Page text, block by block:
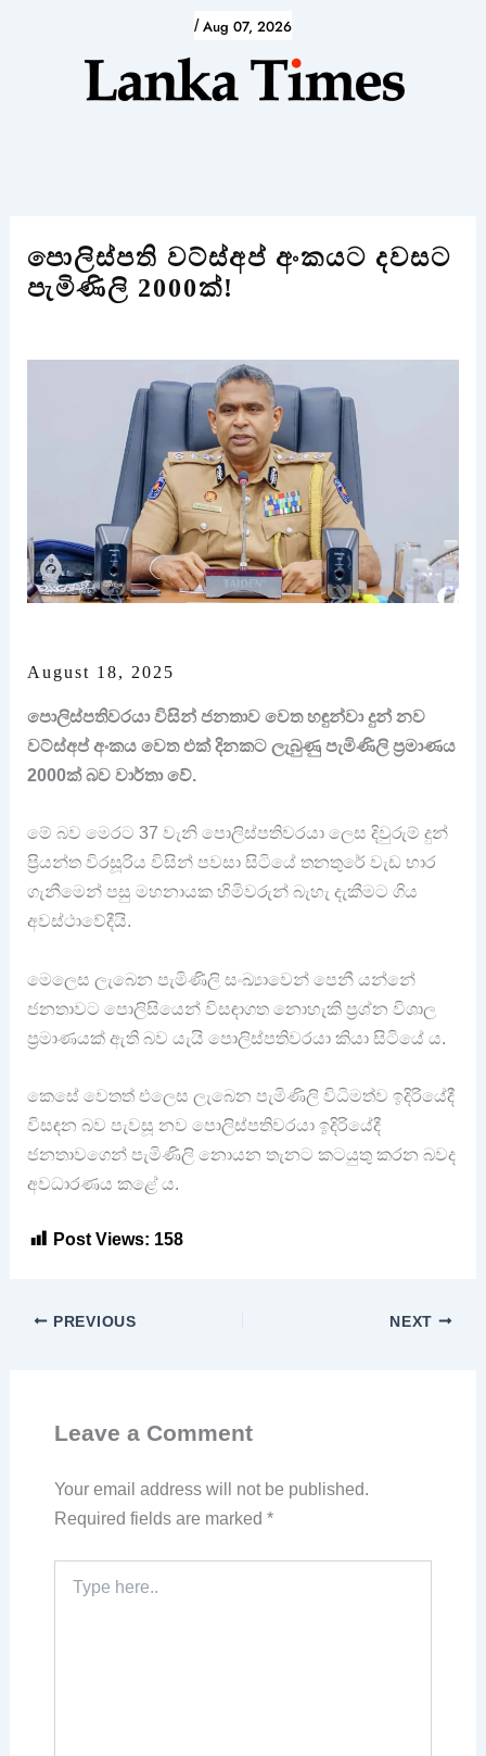
/ Aug 07, 2026
පොලිස්පති වට්ස්අප් අංකයට දවසට
පැමිණිලි 2000ක්!
August 18, 2025
පොලිස්පතිවරයා විසින් ජනතාව වෙත හඳුන්වා දුන් නව
වට්ස්අප් අංකය වෙත එක් දිනකට ලැබුණු පැමිණිලි ප්‍රමාණය
2000ක් බව වාර්තා වේ.
මේ බව මෙරට 37 වැනි පොලිස්පතිවරයා ලෙස දිවුරුම් දුන්
ප්‍රියන්ත විරසූරිය විසින් පවසා සිටියේ තනතුරේ වැඩ භාර
ගැනීමෙන් පසු මහනායක හිමිවරුන් බැහැ දැකීමට ගිය
අවස්ථාවේදීයි.
මෙලෙස ලැබෙන පැමිණිලි සංඛ්‍යාවෙන් පෙනී යන්නේ
ජනතාවට පොලිසියෙන් විසඳාගත නොහැකි ප්‍රශ්න විශාල
ප්‍රමාණයක් ඇති බව යැයි පොලිස්පතිවරයා කියා සිටියේ ය.
කෙසේ වෙතත් එලෙස ලැබෙන පැමිණිලි විධිමත්ව ඉදිරියේදී
විසඳන බව පැවසූ නව පොලිස්පතිවරයා ඉදිරියේදී
ජනතාවගෙන් පැමිණිලි නොයන තැනට කටයුතු කරන බවද
අවධාරණය කළේ ය.
Post Views: 158
PREVIOUS NEXT
Leave a Comment
Your email address will not be published.
Required fields are marked *
here..